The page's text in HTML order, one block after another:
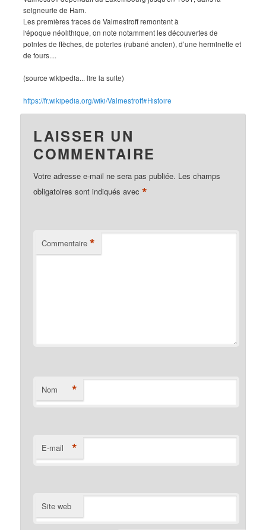
seigneurie de Ham.
Les premières traces de Valmestroff remontent à
l'époque néolithique, on note notamment les découvertes de
pointes de flèches, de poteries (rubané ancien), d’une herminette et
de fours....
(source wikipedia... lire la suite)
https://fr.wikipedia.org/wiki/Valmestroff#Histoire
LAISSER UN
COMMENTAIRE
Votre adresse e-mail ne sera pas publiée. Les champs
obligatoires sont indiqués avec*
Commentaire *
Nom *
E-mail *
Site web